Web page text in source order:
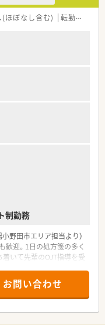
ほぼなし含む) 転勤なし
制勤務
野田市エリア担当より）
歓迎。1日の処方箋の多く
いて先輩のOJT指導を受
置しており、無料駐車場
に快適です。
お問い合わせ